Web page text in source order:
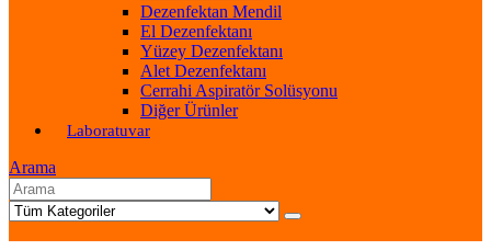
Dezenfektan Mendil
El Dezenfektanı
Yüzey Dezenfektanı
Alet Dezenfektanı
Cerrahi Aspiratör Solüsyonu
Diğer Ürünler
Laboratuvar
Arama